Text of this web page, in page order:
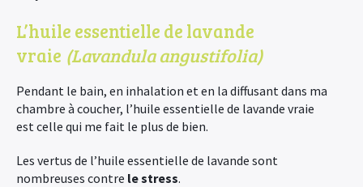
L’huile essentielle de lavande
vraie (Lavandula angustifolia)
Pendant le bain, en inhalation et en la diffusant dans ma
chambre à coucher, l’huile essentielle de lavande vraie
est celle qui me fait le plus de bien.
Les vertus de l’huile essentielle de lavande sont
nombreuses contre le stress.